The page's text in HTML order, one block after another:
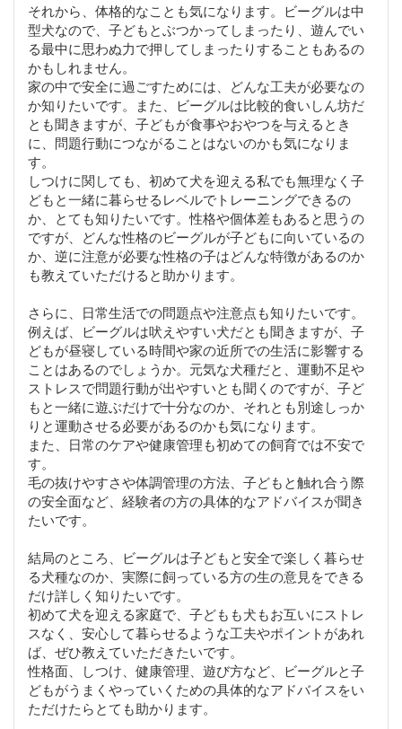
それから、体格的なことも気になります。ビーグルは中
型犬なので、子どもとぶつかってしまったり、遊んでい
る最中に思わぬ力で押してしまったりすることもあるの
かもしれません。
家の中で安全に過ごすためには、どんな工夫が必要なの
か知りたいです。また、ビーグルは比較的食いしん坊だ
とも聞きますが、子どもが食事やおやつを与えるとき
に、問題行動につながることはないのかも気になりま
す。
しつけに関しても、初めて犬を迎える私でも無理なく子
どもと一緒に暮らせるレベルでトレーニングできるの
か、とても知りたいです。性格や個体差もあると思うの
ですが、どんな性格のビーグルが子どもに向いているの
か、逆に注意が必要な性格の子はどんな特徴があるのか
も教えていただけると助かります。
さらに、日常生活での問題点や注意点も知りたいです。
例えば、ビーグルは吠えやすい犬だとも聞きますが、子
どもが昼寝している時間や家の近所での生活に影響する
ことはあるのでしょうか。元気な犬種だと、運動不足や
ストレスで問題行動が出やすいとも聞くのですが、子ど
もと一緒に遊ぶだけで十分なのか、それとも別途しっか
りと運動させる必要があるのかも気になります。
また、日常のケアや健康管理も初めての飼育では不安で
す。
毛の抜けやすさや体調管理の方法、子どもと触れ合う際
の安全面など、経験者の方の具体的なアドバイスが聞き
たいです。
結局のところ、ビーグルは子どもと安全で楽しく暮らせ
る犬種なのか、実際に飼っている方の生の意見をできる
だけ詳しく知りたいです。
初めて犬を迎える家庭で、子どもも犬もお互いにストレ
スなく、安心して暮らせるような工夫やポイントがあれ
ば、ぜひ教えていただきたいです。
性格面、しつけ、健康管理、遊び方など、ビーグルと子
どもがうまくやっていくための具体的なアドバイスをい
ただけたらとても助かります。